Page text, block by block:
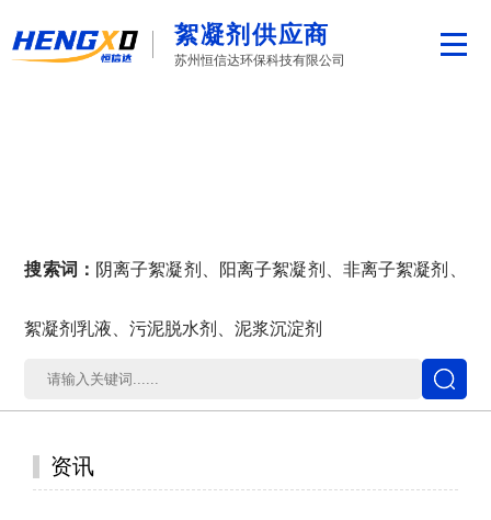
絮凝剂供应商
苏州恒信达环保科技有限公司
搜索词： 阴离子絮凝剂、阳离子絮凝剂、非离子絮凝剂、
絮凝剂乳液、污泥脱水剂、泥浆沉淀剂
资讯